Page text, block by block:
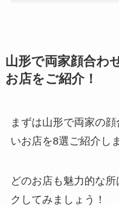
山形で両家顔合わ
お店をご紹介！
まずは山形で両家の
いお店を8選ご紹介し
どのお店も魅力的な
クしてみましょう！